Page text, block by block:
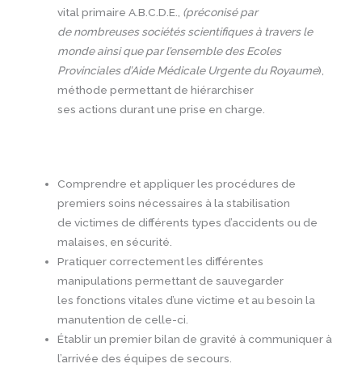
vital primaire A.B.C.D.E.,
(préconisé par
de nombreuses sociétés scientifiques à travers le
monde ainsi que par l’ensemble des Ecoles
Provinciales d’Aide Médicale Urgente du Royaume),
méthode permettant de hiérarchiser
ses actions durant une prise en charge.
Comprendre et appliquer les procédures de
premiers soins nécessaires à la stabilisation
de victimes de différents types d’accidents ou de
malaises, en sécurité.
Pratiquer correctement les différentes
manipulations permettant de sauvegarder
les fonctions vitales d’une victime et au besoin la
manutention de celle-ci.
Établir un premier bilan de gravité à communiquer à
l’arrivée des équipes de secours.